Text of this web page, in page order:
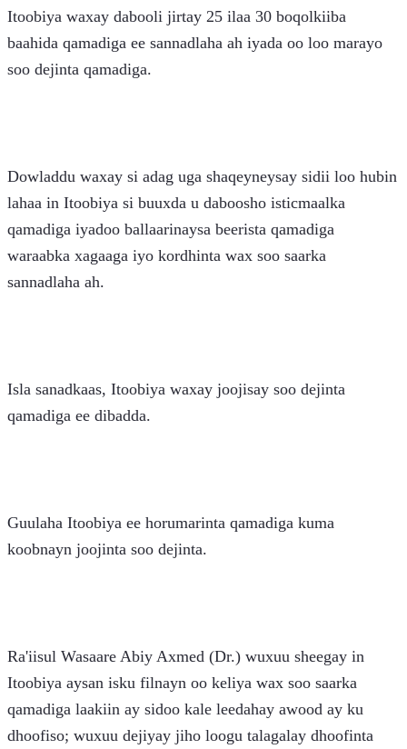
Itoobiya waxay dabooli jirtay 25 ilaa 30 boqolkiiba
baahida qamadiga ee sannadlaha ah iyada oo loo marayo
soo dejinta qamadiga.
Dowladdu waxay si adag uga shaqeyneysay sidii loo hubin
lahaa in Itoobiya si buuxda u daboosho isticmaalka
qamadiga iyadoo ballaarinaysa beerista qamadiga
waraabka xagaaga iyo kordhinta wax soo saarka
sannadlaha ah.
Isla sanadkaas, Itoobiya waxay joojisay soo dejinta
qamadiga ee dibadda.
Guulaha Itoobiya ee horumarinta qamadiga kuma
koobnayn joojinta soo dejinta.
Ra'iisul Wasaare Abiy Axmed (Dr.) wuxuu sheegay in
Itoobiya aysan isku filnayn oo keliya wax soo saarka
qamadiga laakiin ay sidoo kale leedahay awood ay ku
dhoofiso; wuxuu dejiyay jiho loogu talagalay dhoofinta